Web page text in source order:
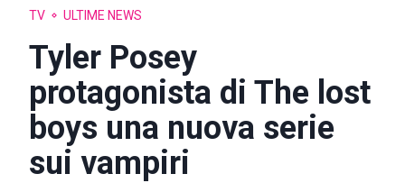
TV ULTIME NEWS
Tyler Posey
protagonista di The lost
boys una nuova serie
sui vampiri